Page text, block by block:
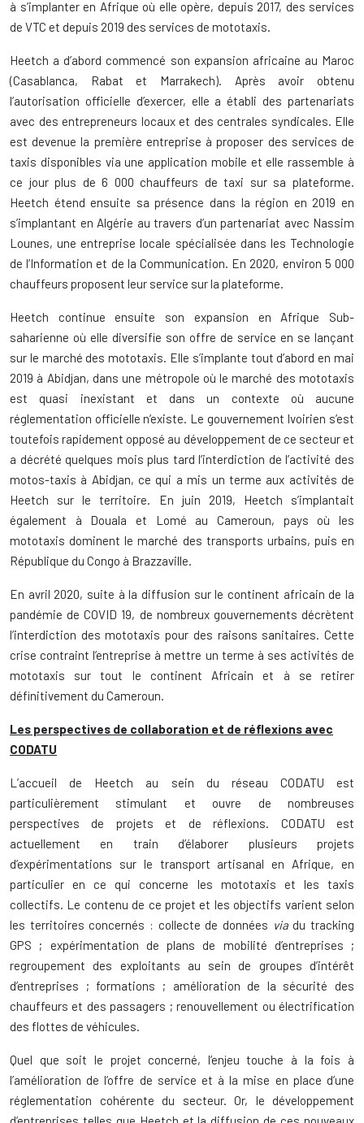
à s’implanter en Afrique où elle opère, depuis 2017, des services
de VTC et depuis 2019 des services de mototaxis.
Heetch a d’abord commencé son expansion africaine au Maroc
(Casablanca, Rabat et Marrakech). Après avoir obtenu
l’autorisation officielle d’exercer, elle a établi des partenariats
avec des entrepreneurs locaux et des centrales syndicales. Elle
est devenue la première entreprise à proposer des services de
taxis disponibles via une application mobile et elle rassemble à
ce jour plus de 6 000 chauffeurs de taxi sur sa plateforme.
Heetch étend ensuite sa présence dans la région en 2019 en
s’implantant en Algérie au travers d’un partenariat avec Nassim
Lounes, une entreprise locale spécialisée dans les Technologie
de l’Information et de la Communication. En 2020, environ 5 000
chauffeurs proposent leur service sur la plateforme.
Heetch continue ensuite son expansion en Afrique Sub-
saharienne où elle diversifie son offre de service en se lançant
sur le marché des mototaxis. Elle s’implante tout d’abord en mai
2019 à Abidjan, dans une métropole où le marché des mototaxis
est quasi inexistant et dans un contexte où aucune
réglementation officielle n’existe. Le gouvernement Ivoirien s’est
toutefois rapidement opposé au développement de ce secteur et
a décrété quelques mois plus tard l’interdiction de l’activité des
motos-taxis à Abidjan, ce qui a mis un terme aux activités de
Heetch sur le territoire. En juin 2019, Heetch s’implantait
également à Douala et Lomé au Cameroun, pays où les
mototaxis dominent le marché des transports urbains, puis en
République du Congo à Brazzaville.
En avril 2020, suite à la diffusion sur le continent africain de la
pandémie de COVID 19, de nombreux gouvernements décrètent
l’interdiction des mototaxis pour des raisons sanitaires. Cette
crise contraint l’entreprise à mettre un terme à ses activités de
mototaxis sur tout le continent Africain et à se retirer
définitivement du Cameroun.
Les perspectives de collaboration et de réflexions avec
CODATU
L’accueil de Heetch au sein du réseau CODATU est
particulièrement stimulant et ouvre de nombreuses
perspectives de projets et de réflexions. CODATU est
actuellement en train d’élaborer plusieurs projets
d’expérimentations sur le transport artisanal en Afrique, en
particulier en ce qui concerne les mototaxis et les taxis
collectifs. Le contenu de ce projet et les objectifs varient selon
les territoires concernés : collecte de données viadu tracking
GPS ; expérimentation de plans de mobilité d’entreprises ;
regroupement des exploitants au sein de groupes d’intérêt
d’entreprises ; formations ; amélioration de la sécurité des
chauffeurs et des passagers ; renouvellement ou électrification
des flottes de véhicules.
Quel que soit le projet concerné, l’enjeu touche à la fois à
l’amélioration de l’offre de service et à la mise en place d’une
réglementation cohérente du secteur. Or, le développement